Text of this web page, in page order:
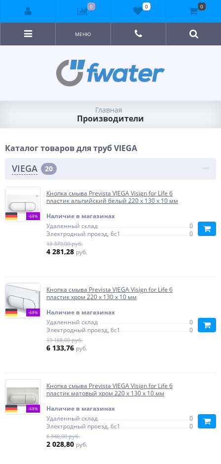
МЕНЮ
Главная
Производители
Каталог товаров для труб VIEGA
VIEGA 20
-68%
Кнопка смыва Prevista VIEGA Visign for Life 6
пластик альпийский белый 220 х 130 х 10 мм
Наличие в магазинах
Удаленный склад
0
Электродный проезд, 6с1
0
13 379,00 руб.
4 281,28 руб.
-68%
Кнопка смыва Prevista VIEGA Visign for Life 6
пластик хром 220 х 130 х 10 мм
Наличие в магазинах
Удаленный склад
0
Электродный проезд, 6с1
0
19 168,00 руб.
6 133,76 руб.
-68%
Кнопка смыва Prevista VIEGA Visign for Life 6
пластик матовый хром 220 х 130 х 10 мм
Наличие в магазинах
Удаленный склад
0
Электродный проезд, 6с1
0
6 340,00 руб.
2 028,80 руб.
0 0 0